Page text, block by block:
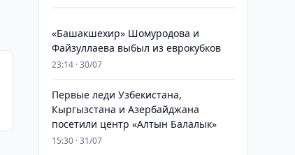
«Башакшехир» Шомуродова и
Файзуллаева выбыл из еврокубков
23:14 · 30/07
Первые леди Узбекистана,
Кыргызстана и Азербайджана
посетили центр «Алтын Балалык»
15:30 · 31/07